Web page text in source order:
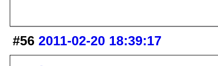
#56 2011-02-20 18:39:17